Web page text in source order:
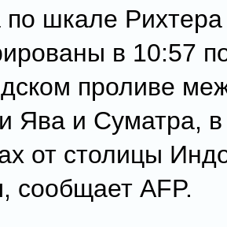
по шкале
в 10:57
проливе
Ява и Суматра,
от столицы
сообщает AFP.